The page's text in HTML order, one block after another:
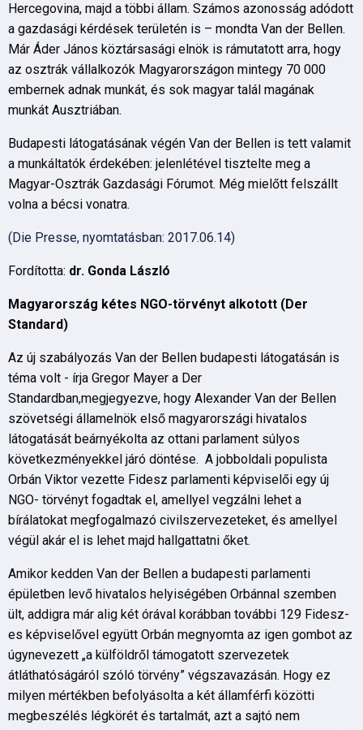
Hercegovina, majd a többi állam. Számos azonosság adódott
a gazdasági kérdések területén is – mondta Van der Bellen.
Már Áder János köztársasági elnök is rámutatott arra, hogy
az osztrák vállalkozók Magyarországon mintegy 70 000
embernek adnak munkát, és sok magyar talál magának
munkát Ausztriában.
Budapesti látogatásának végén Van der Bellen is tett valamit
a munkáltatók érdekében: jelenlétével tisztelte meg a
Magyar-Osztrák Gazdasági Fórumot. Még mielőtt felszállt
volna a bécsi vonatra.
(Die Presse, nyomtatásban: 2017.06.14)
Fordította: dr. Gonda László
Magyarország kétes NGO-törvényt alkotott (Der
Standard)
Az új szabályozás Van der Bellen budapesti látogatásán is
téma volt - írja Gregor Mayer a Der
Standardban,megjegyezve, hogy Alexander Van der Bellen
szövetségi államelnök első magyarországi hivatalos
látogatását beárnyékolta az ottani parlament súlyos
következményekkel járó döntése. A jobboldali populista
Orbán Viktor vezette Fidesz parlamenti képviselői egy új
NGO- törvényt fogadtak el, amellyel vegzálni lehet a
bírálatokat megfogalmazó civilszervezeteket, és amellyel
végül akár el is lehet majd hallgattatni őket.
Amikor kedden Van der Bellen a budapesti parlamenti
épületben levő hivatalos helyiségében Orbánnal szemben
ült, addigra már alig két órával korábban további 129 Fidesz-
es képviselővel együtt Orbán megnyomta az igen gombot az
úgynevezett „a külföldről támogatott szervezetek
átláthatóságáról szóló törvény” végszavazásán. Hogy ez
milyen mértékben befolyásolta a két államférfi közötti
megbeszélés légkörét és tartalmát, azt a sajtó nem